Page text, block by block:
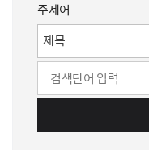
주제어